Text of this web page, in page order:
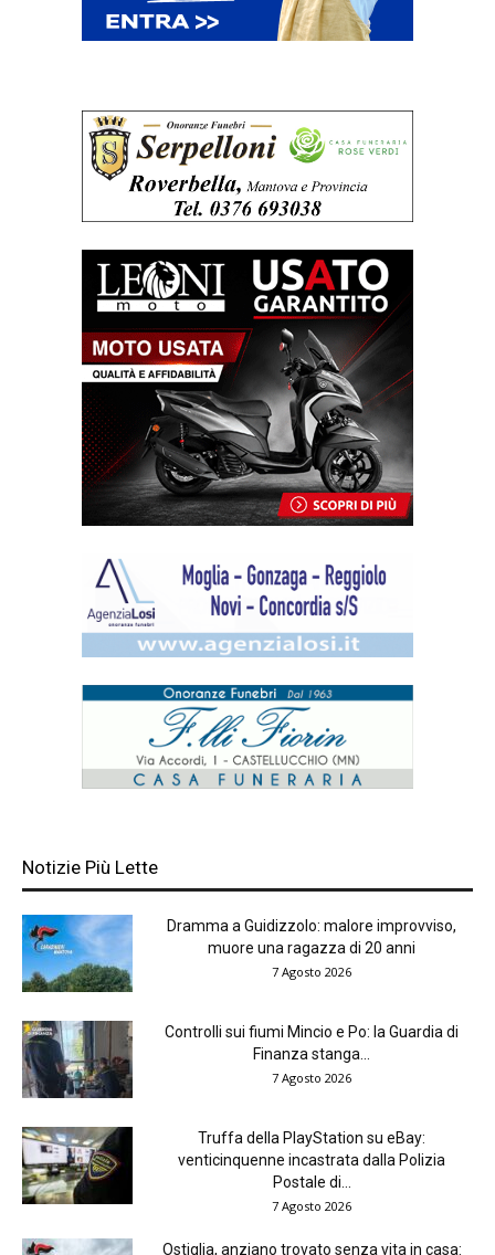
Notizie Più Lette
Dramma a Guidizzolo: malore improvviso,
muore una ragazza di 20 anni
7 Agosto 2026
Controlli sui fiumi Mincio e Po: la Guardia di
Finanza stanga...
7 Agosto 2026
Truffa della PlayStation su eBay:
venticinquenne incastrata dalla Polizia
Postale di...
7 Agosto 2026
Ostiglia, anziano trovato senza vita in casa: